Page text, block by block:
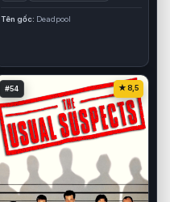
Tên gốc Deadpool
#54 8,5